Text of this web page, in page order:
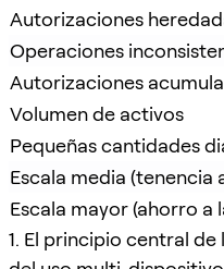
Autorizaciones
Operaciones
Autorizaciones
Volumen de activos
Pequeñas cantidades
Escala media (tenencia
Escala mayor (ahorro a
1. El principio central